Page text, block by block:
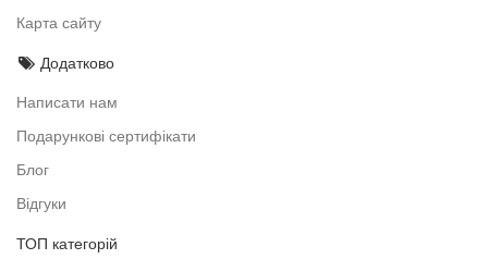
Карта сайту
Додатково
Написати нам
Подарункові сертифікати
Блог
Відгуки
ТОП категорій